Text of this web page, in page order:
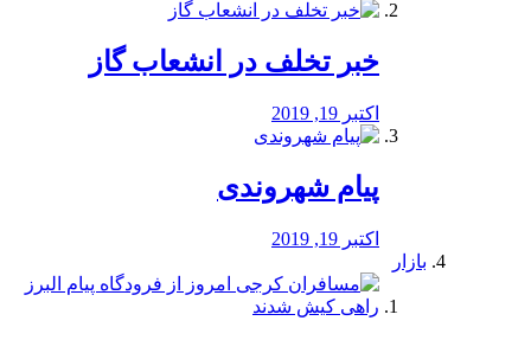
خبر تخلف در انشعاب گاز
اکتبر 19, 2019
پیام شهروندی
اکتبر 19, 2019
بازار